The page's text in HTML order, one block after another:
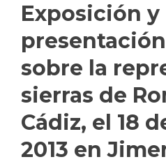
Exposición y
sobre la
sierras de
Cádiz, el 18
2013 en